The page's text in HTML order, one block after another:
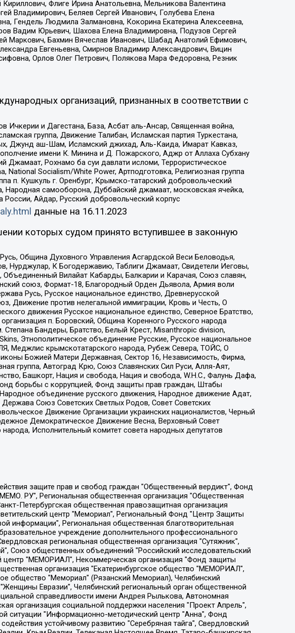
Флиге Ирина Анатольевна, Мельникова Валентина
Владимирович, Беляев Сергей Иванович, Голубева Елена
Гендель Людмила Залмановна, Кокорина Екатерина Алексеевна,
Вадим Юрьевич, Шахова Елена Владимировна, Подузов Сергей
Маркович, Бахмин Вячеслав Иванович, Шабад Анатолий Ефимович,
Евгеньевна, Смирнов Владимир Александрович, Вицин
Орлов Олег Петрович, Полякова Мара Федоровна, Резник
организаций, признанных в соответствии с
и Дагестана, База, Асбат аль-Ансар, Священная война,
группа, Движение Талибан, Исламская партия Туркестана,
Джунд аш-Шам, Исламский джихад, Аль-Каида, Имарат Кавказ,
имени К. Минина и Д. Пожарского, Аджр от Аллаха Субхану
Рохнамо ба суи давлати исломи, Террористическое
Socialism/White Power, Артподготовка, Религиозная группа
п. Кушкуль г. Оренбург, Крымско-татарский добровольческий
самооборона, Дуббайский джамаат, московская ячейка,
Айдар, Русский добровольческий корпус
данные на 16.11.2023
которых судом принято вступившее в законную
Община Духовного Управления Асгардской Веси Беловодья,
Нурджулар, К Богодержавию, Таблиги Джамаат, Свидетели Иеговы,
Вилайат Кабарды, Балкарии и Карачая, Союз славян,
союз, Формат-18, Благородный Орден Дьявола, Армия воли
Русь, Русское национальное единство, Древнерусской
Движение против нелегальной иммиграции, Кровь и Честь, О
движения Русское национальное единство, Северное Братство,
п. Боровский, Община Коренного Русского народа
Бандеры, Братство, Белый Крест, Misanthropic division,
Этнополитическое объединение Русские, Русское национальное
Меджлис крымскотатарского народа, Рубеж Севера, ТОЙС, О
Божией Матери Державная, Сектор 16, Независимость, Фирма,
группа, Автоград Крю, Союз Славянских Сил Руси, Алля-Аят,
Башкорт, Нация и свобода, Нация и свобода, W.H.С., Фалунь Дафа,
борьбы с коррупцией, Фонд защиты прав граждан, Штабы
объединение русского движения, Народное движение Адат,
Союз Советских Светлых Родов, Совет Советских
Движение Организации украинских националистов, Черный
Демократическое Движение Весна, Верховный Совет
Исполнительный комитет совета народных депутатов
Сурначева Елизавета Дмитриевна, Автономная некоммерческая организация по защите прав человека и информированию населения "Якутия – Наше Мнение", Общество с ограниченной ответственностью "Москоу диджитал медиа", с 26.01.2023 Общество с ограниченной ответственностью "Чайка Белые сады", Ветошкина Валерия Валерьевна, Заговора Максим Александрович, Межрегиональное общественное движение "Российская ЛГБТ - сеть", Оленичев Максим Владимирович, Павлов Иван Юрьевич, Скворцова Елена Сергеевна, Общество с ограниченной ответственностью "Как бы инагент", Кочетков Игорь Викторович, Общество с ограниченной ответственностью "Честные выборы", Еланчик Олег Александрович, Общество с ограниченной ответственностью "Нобелевский призыв", Гималова Регина Эмилевна, Григорьев Андрей Валерьевич, Григорьева Алина Александровна, Ассоциация по содействию защите прав призывников, альтернативнослужащих и военнослужащих "Правозащитная группа "Гражданин.Армия.Право", Хисамова Регина Фаритовна, Автономная некоммерческая организация по реализации социально-правовых программ "Лилит", Дальневосточное общественное движение "Маяк", Санкт-Петербургская ЛГБТ-инициативная группа "Выход", Инициативная группа ЛГБТ+ "Реверс", Алексеев Андрей Викторович, Бекбулатова Таисия Львовна, Беляев Иван Михайлович, Владыкина Елена Сергеевна, Гельман Марат Александрович, Никульшина Вероника Юрьевна, Толоконникова Надежда Андреевна, Шендерович Виктор Анатольевич, Общество с ограниченной ответственностью "Данное сообщение", Общество с ограниченной ответственностью Издательский дом "Новая глава", Айнбиндер Александра Александровна, Московский комьюнити-центр для ЛГБТ+инициатив, Благотворительный фонд развития филантропии, Deutsche Welle (Германия, Kurt-Schumacher-Strasse 3, 53113 Bonn), Борзунова Мария Михайловна, Воробьев Виктор Викторович, Голубева Анна Львовна, Константинова Алла Михайловна, Малкова Ирина Владимировна, Мурадов Мурад Абдулгалимович, Осетинская Елизавета Николаевна, Понасенков Евгений Николаевич, Ганапольский Матвей Юрьевич, Киселев Евгений Алексеевич, Борухович Ирина Григорьевна, Дремин Иван Тимофеевич, Дубровский Дмитрий Викторович, Красноярская региональная общественная организация поддержки и развития альтернативных образовательных технологий и межкультурных коммуникаций "ИНТЕРРА", Маяковская Екатерина Алексеевна, Фейгин Марк Захарович, Филимонов Андрей Викторович, Дзугкоева Регина Николаевна, Доброхотов Роман Александрович, Дудь Юрий Александрович, Елкин Сергей Владимирович, Кругликов Кирилл Игоревич, Сабунаева Мария Леонидовна, Семенов Алексей Владимирович, Шаинян Карен Багратович, Шульман Екатерина Михайловна, Асафьев Артур Валерьевич, Вахштайн Виктор Семенович, Венедиктов Алексей Алексеевич, Лушникова Екатерина Евгеньевна, Волков Леонид Михайлович, Невзоров Александр Глебович, Пархоменко Сергей Борисович, Сироткин Ярослав Николаевич, Кара-Мурза Владимир Владимирович, Баранова Наталья Владимировна, Гозман Леонид Яковлевич, Кагарлицкий Борис Юльевич, Климарев Михаил Валерьевич, Милов Владимир Станиславович, Автономная некоммерческая организация Краснодарский центр современного искусства "Типография", Моргенштерн Алишер Тагирович, Соболь Любовь Эдуардовна, Общество с ограниченной ответственностью "ЛИЗА НОРМ", Каспаров Гарри Кимович, Ходорковский Михаил Борисович, Общество с ограниченной ответственностью "Апрельские тезисы", Данилович Ирина Брониславовна, Кашин Олег Владимирович, Петров Николай Владимирович, Пивоваров Алексей Владимирович, Соколов Михаил Владимирович, Цветкова Юлия Владимировна, Чичваркин Евгений Александрович, Комитет против пыток/Команда против пыток, Общество с ограниченной ответственностью "Первый научный", Общество с ограниченной ответственностью "Вертолет и ко", Белоцерковская Вероника Борисовна, Кац Максим Евгеньевич, Лазарева Татьяна Юрьевна, Шаведдинов Руслан Табризович, Яшин Илья Валерьевич, Общество с ограниченной ответственностью "Иноагент ААВ", Алешковский Дмитрий Петрович, Альбац Евгения Марковна, Быков Дмитрий Львович, Галямина Юлия Евгеньевна, Лойко Сергей Леонидович, Мартынов Кирилл Константинович, Медведев Сергей Александрович, Крашенинников Федор Геннадиевич, Гордеева Катерина Вл